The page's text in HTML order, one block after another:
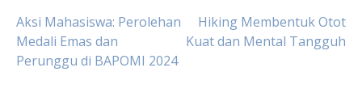
Navigasi
pos
Aksi Mahasiswa: Perolehan
Medali Emas dan
Perunggu di BAPOMI 2024
Hiking Membentuk Otot
Kuat dan Mental Tangguh